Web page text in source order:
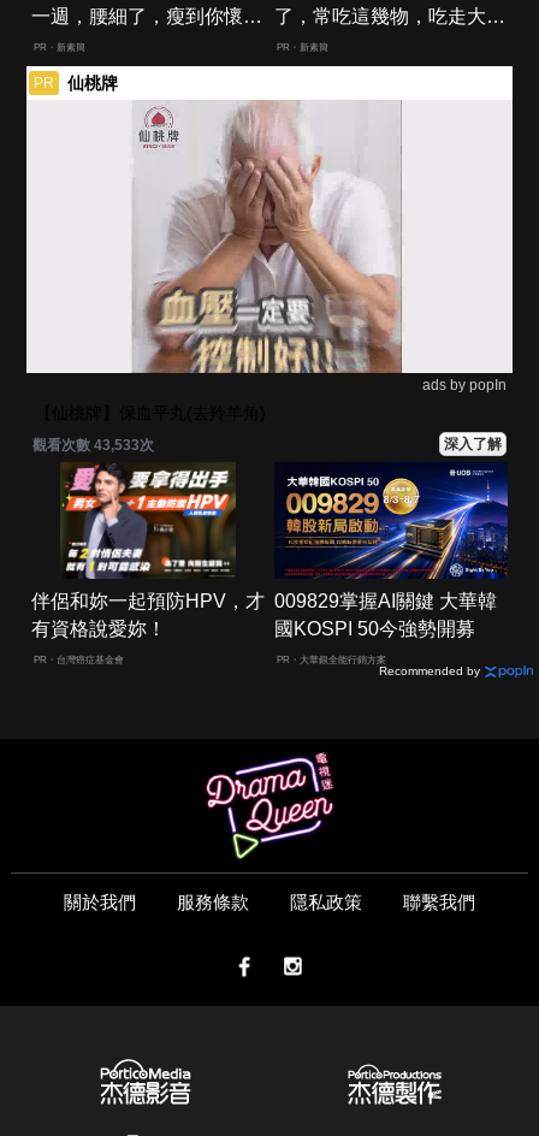
一週，腰細了，瘦到你懷疑
人生
PR・新素簡
了，常吃這幾物，吃走大肚
囊，瘦出小蠻腰
PR・新素簡
PR 仙桃牌
ads by popIn
觀看次數 43,533次 深入了解
伴侶和妳一起預防HPV，才
有資格說愛妳！
PR・台灣癌症基金會
009829掌握AI關鍵 大華韓
國KOSPI 50今強勢開募
PR・大華銀全能行銷方案
Recommended by
關於我們 服務條款 隱私政策 聯繫我們